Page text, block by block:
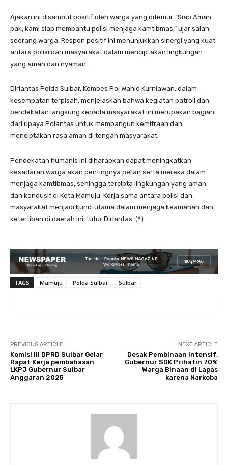
Ajakan ini disambut positif oleh warga yang ditemui. “Siap Aman
pak, kami siap membantu polisi menjaga kamtibmas,” ujar salah
seorang warga. Respon positif ini menunjukkan sinergi yang kuat
antara polisi dan masyarakat dalam menciptakan lingkungan
yang aman dan nyaman.
Dirlantas Polda Sulbar, Kombes Pol Wahid Kurniawan, dalam
kesempatan terpisah, menjelaskan bahwa kegiatan patroli dan
pendekatan langsung kepada masyarakat ini merupakan bagian
dari upaya Polantas untuk membangun kemitraan dan
menciptakan rasa aman di tengah masyarakat.
Pendekatan humanis ini diharapkan dapat meningkatkan
kesadaran warga akan pentingnya peran serta mereka dalam
menjaga kamtibmas, sehingga tercipta lingkungan yang aman
dan kondusif di Kota Mamuju. Kerja sama antara polisi dan
masyarakat menjadi kunci utama dalam menjaga keamanan dan
ketertiban di daerah ini, tutur Dirlantas. (*)
TAGS Mamuju Polda Sulbar Sulbar
PREVIOUS ARTICLE
Komisi III DPRD Sulbar Gelar
Rapat Kerja pembahasan
LKPJ Gubernur Sulbar
Anggaran 2025
NEXT ARTICLE
Desak Pembinaan Intensif,
Gubernur SDK Prihatin 70%
Warga Binaan di Lapas
karena Narkoba